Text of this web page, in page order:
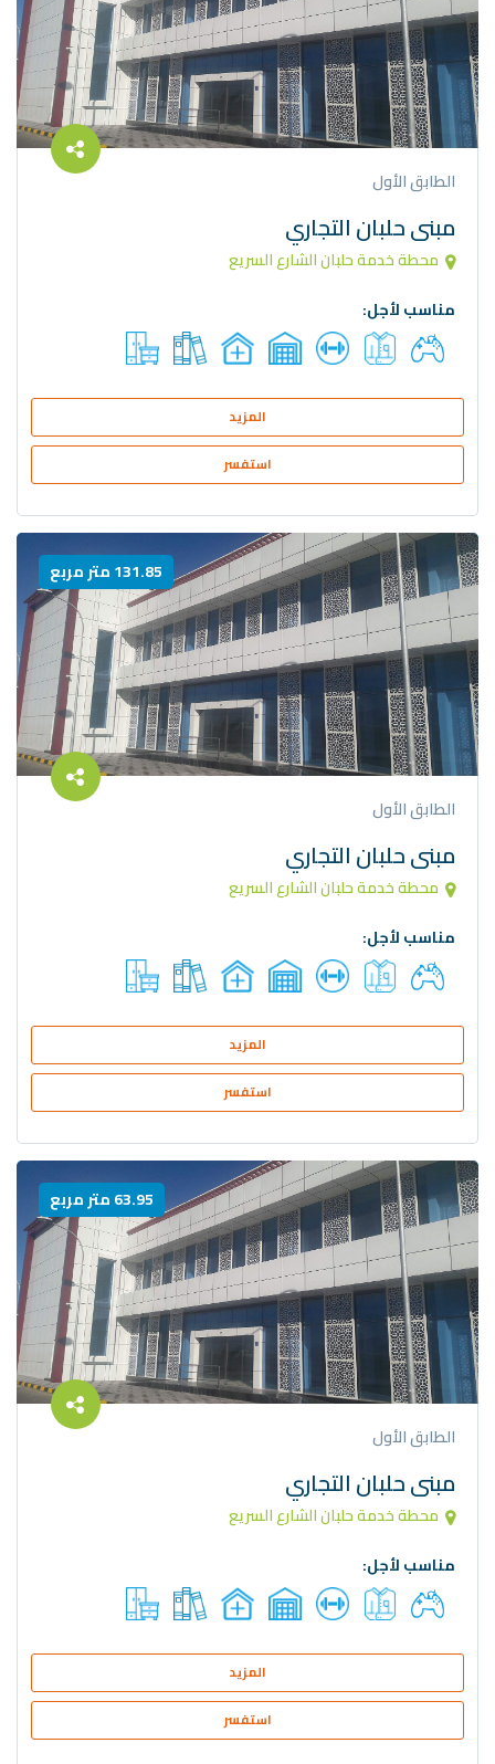
الطابق الأول
مبنى حلبان التجاري
محطة خدمة حلبان الشارع السريع
مناسب لأجل:
المزيد
استفسر
131.85 متر مربع
الطابق الأول
مبنى حلبان التجاري
محطة خدمة حلبان الشارع السريع
مناسب لأجل:
المزيد
استفسر
63.95 متر مربع
الطابق الأول
مبنى حلبان التجاري
محطة خدمة حلبان الشارع السريع
مناسب لأجل:
المزيد
استفسر